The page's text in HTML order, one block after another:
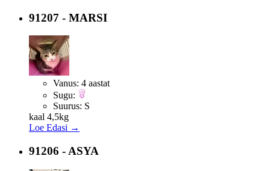
91207 - MARSI
Vanus: 4 aastat
Sugu:
Suurus: S
kaal 4,5kg
Loe Edasi →
91206 - ASYA